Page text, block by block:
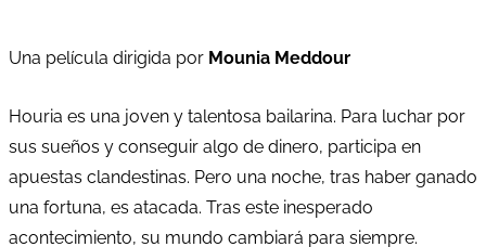
Una película dirigida por Mounia Meddour
Houria es una joven y talentosa bailarina. Para luchar por
sus sueños y conseguir algo de dinero, participa en
apuestas clandestinas. Pero una noche, tras haber ganado
una fortuna, es atacada. Tras este inesperado
acontecimiento, su mundo cambiará para siempre.